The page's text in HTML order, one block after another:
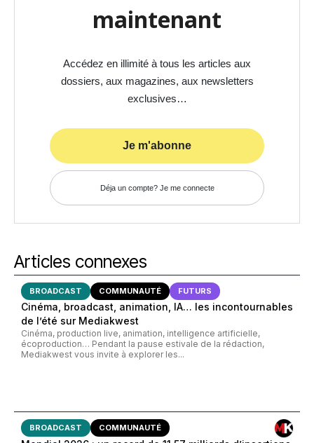
maintenant
Accédez en illimité à tous les articles aux
dossiers, aux magazines, aux newsletters
exclusives…
Je m'abonne
Déja un compte? Je me connecte
Articles connexes
BROADCAST COMMUNAUTÉ FUTURS
Cinéma, broadcast, animation, IA… les incontournables
de l’été sur Mediakwest
Cinéma, production live, animation, intelligence artificielle,
écoproduction… Pendant la pause estivale de la rédaction,
Mediakwest vous invite à explorer les...
BROADCAST COMMUNAUTÉ